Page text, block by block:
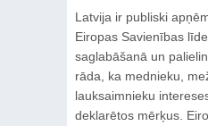
Latvija ir publiski
Eiropas Savienības
saglabāšanā un
rāda, ka mednieku,
lauksaimnieku
deklarētos mērķus.